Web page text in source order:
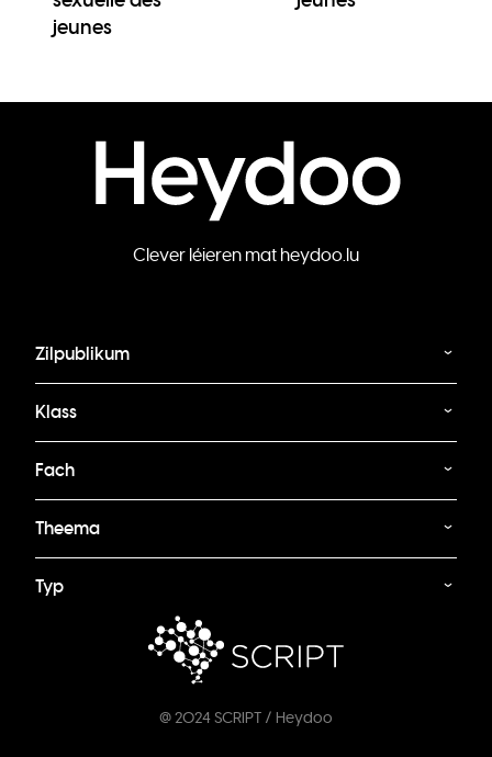
jeunes
Clever léieren mat heydoo.lu
Zilpublikum
Klass
Fach
Theema
Typ
@ 2024 SCRIPT / Heydoo